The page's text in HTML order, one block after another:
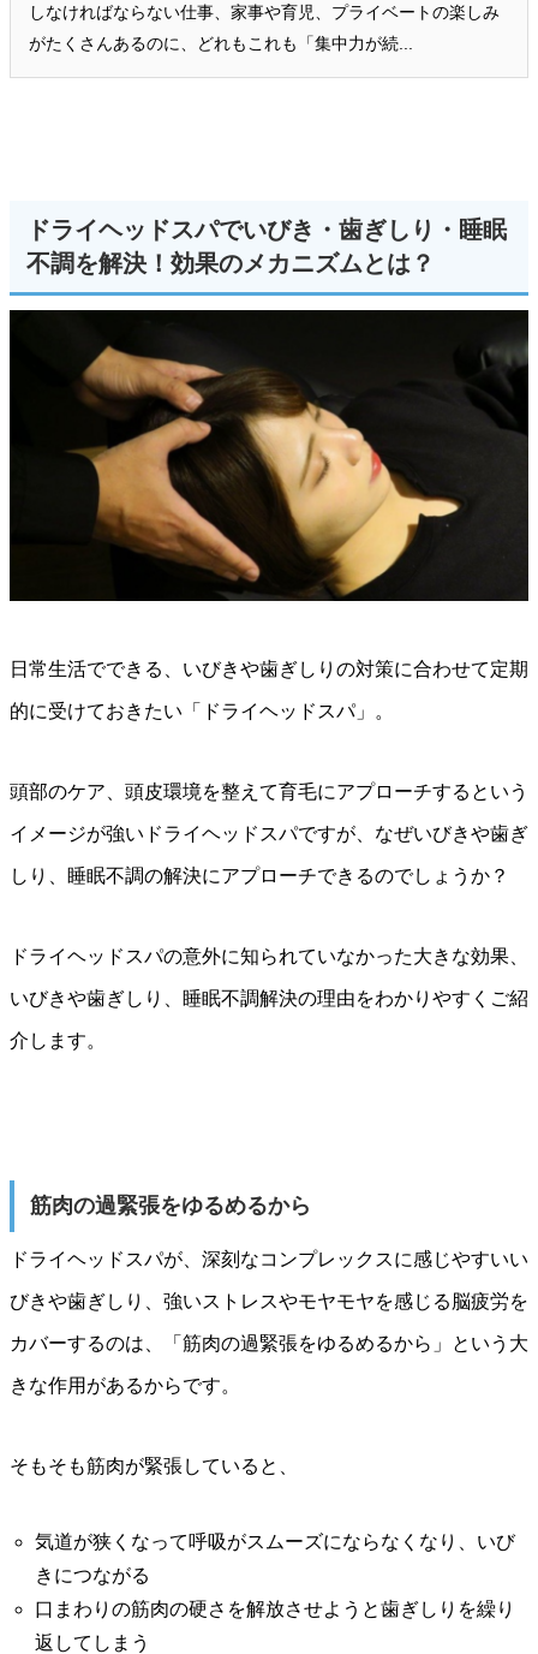
しなければならない仕事、家事や育児、プライベートの楽しみ
がたくさんあるのに、どれもこれも「集中力が続...
ドライヘッドスパでいびき・歯ぎしり・睡眠
不調を解決！効果のメカニズムとは？
日常生活でできる、いびきや歯ぎしりの対策に合わせて定期
的に受けておきたい「ドライヘッドスパ」。
頭部のケア、頭皮環境を整えて育毛にアプローチするという
イメージが強いドライヘッドスパですが、なぜいびきや歯ぎ
しり、睡眠不調の解決にアプローチできるのでしょうか？
ドライヘッドスパの意外に知られていなかった大きな効果、
いびきや歯ぎしり、睡眠不調解決の理由をわかりやすくご紹
介します。
筋肉の過緊張をゆるめるから
ドライヘッドスパが、深刻なコンプレックスに感じやすいい
びきや歯ぎしり、強いストレスやモヤモヤを感じる脳疲労を
カバーするのは、「筋肉の過緊張をゆるめるから」という大
きな作用があるからです。
そもそも筋肉が緊張していると、
気道が狭くなって呼吸がスムーズにならなくなり、いび
きにつながる
口まわりの筋肉の硬さを解放させようと歯ぎしりを繰り
返してしまう